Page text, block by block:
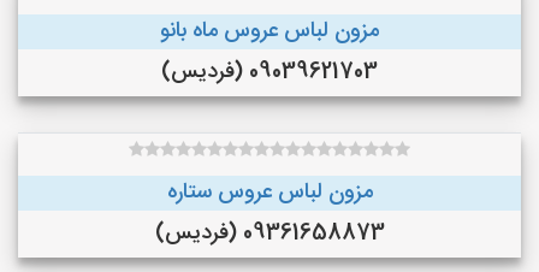
مزون لباس عروس ماه بانو
09039621703 (فردیس)
مزون لباس عروس ستاره
09361658873 (فردیس)